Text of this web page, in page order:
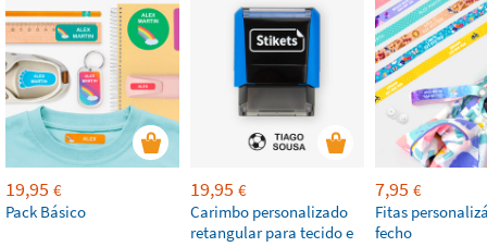
19,95 €
Pack Básico
19,95 €
Carimbo personalizado
retangular para tecido e
7,95 €
Fitas
fecho